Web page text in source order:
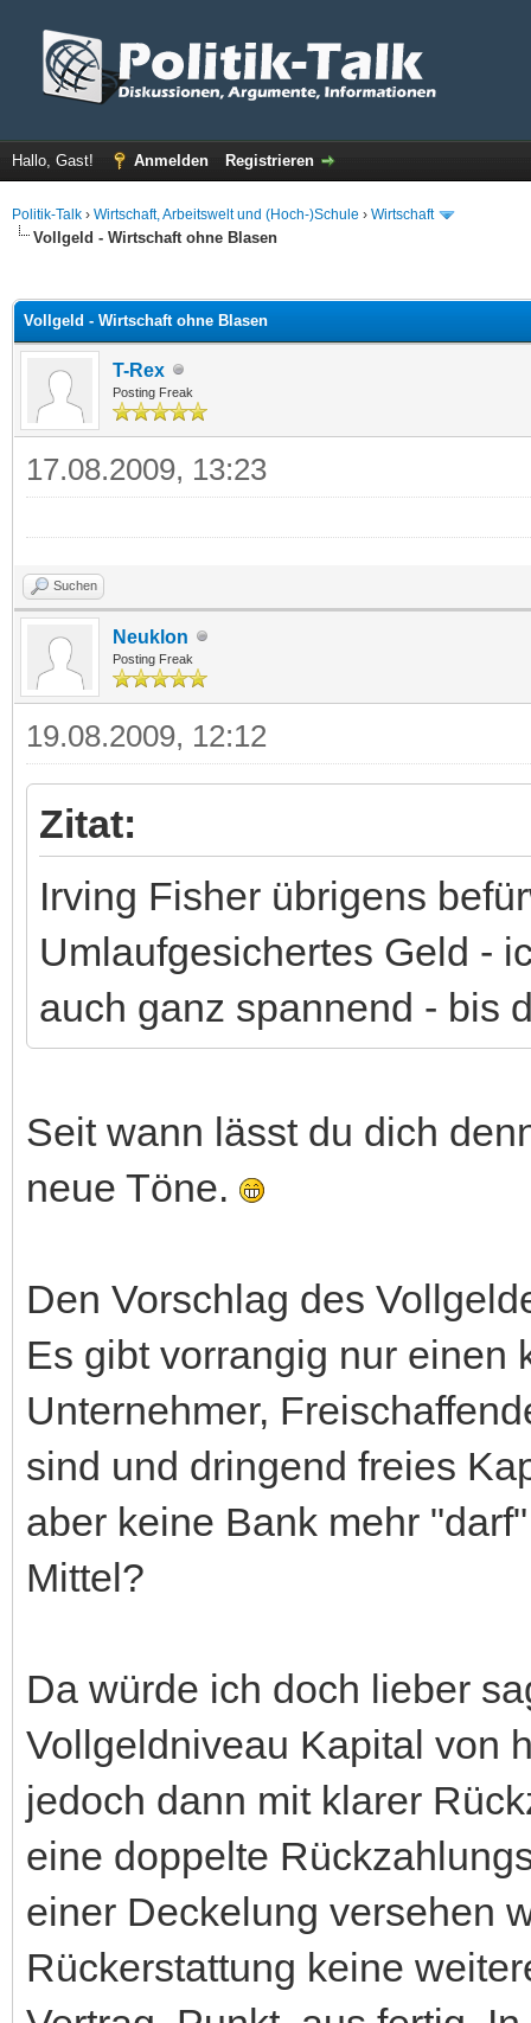
Hallo, Gast! Anmelden Registrieren
Politik-Talk › Wirtschaft, Arbeitswelt und (Hoch-)Schule › Wirtschaft
Vollgeld - Wirtschaft ohne Blasen
Vollgeld - Wirtschaft ohne Blasen
T-Rex
Posting Freak
17.08.2009, 13:23
Suchen
Neuklon
Posting Freak
19.08.2009, 12:12
Zitat:
Irving Fisher übrigens
Umlaufgesichertes Geld -
auch ganz spannend - bis
Seit wann lässt du dich
neue Töne.
Den Vorschlag des
Es gibt vorrangig nur einen
Unternehmer,
sind und dringend freies
aber keine Bank mehr
Mittel?
Da würde ich doch lieber
Vollgeldniveau Kapital von
jedoch dann mit klarer
eine doppelte
einer Deckelung versehen
Rückerstattung keine